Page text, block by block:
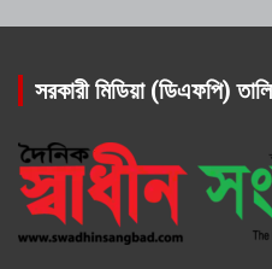
সরকারী মিডিয়া (ডিএফপি)